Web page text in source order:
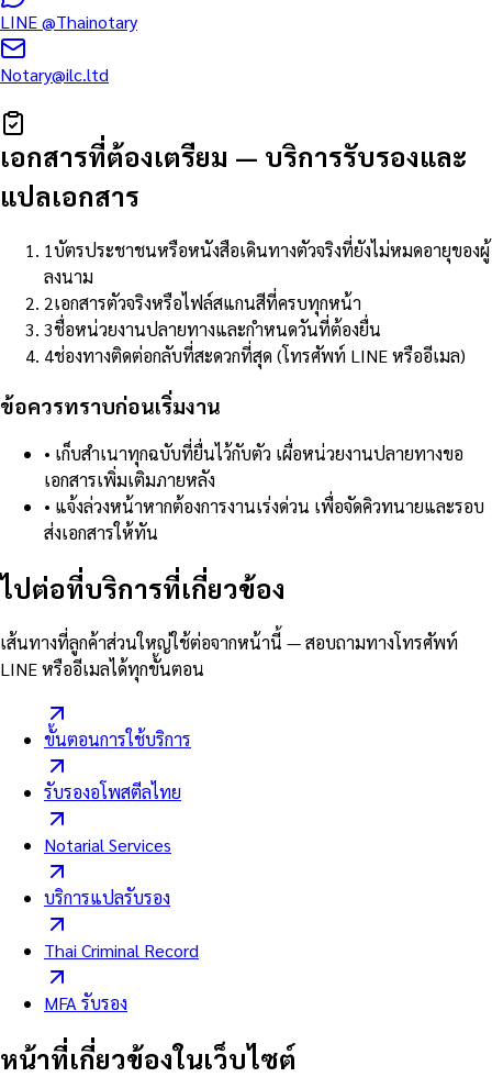
LINE@Thainotary
Notary@ilc.ltd
เอกสารที่ต้องเตรียม — บริการรับรองและ
แปลเอกสาร
1บัตรประชาชนหรือหนังสือเดินทางตัวจริงที่ยังไม่หมดอายุของผู้
ลงนาม
2เอกสารตัวจริงหรือไฟล์สแกนสีที่ครบทุกหน้า
3ชื่อหน่วยงานปลายทางและกำหนดวันที่ต้องยื่น
4ช่องทางติดต่อกลับที่สะดวกที่สุด (โทรศัพท์ LINE หรืออีเมล)
ข้อควรทราบก่อนเริ่มงาน
• เก็บสำเนาทุกฉบับที่ยื่นไว้กับตัว เผื่อหน่วยงานปลายทางขอ
เอกสารเพิ่มเติมภายหลัง
• แจ้งล่วงหน้าหากต้องการงานเร่งด่วน เพื่อจัดคิวทนายและรอบ
ส่งเอกสารให้ทัน
ไปต่อที่บริการที่เกี่ยวข้อง
เส้นทางที่ลูกค้าส่วนใหญ่ใช้ต่อจากหน้านี้ — สอบถามทางโทรศัพท์
LINE หรืออีเมลได้ทุกขั้นตอน
ขั้นตอนการใช้บริการ
รับรองอโพสตีลไทย
Notarial Services
บริการแปลรับรอง
Thai Criminal Record
MFA รับรอง
หน้าที่เกี่ยวข้องในเว็บไซต์